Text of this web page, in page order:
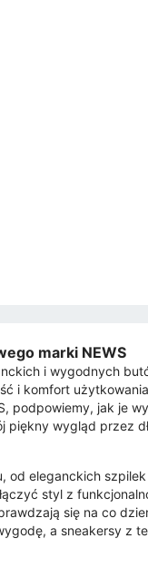
marki NEWS
i wygodnych
i komfort
podpowiemy, jak je
piękny wygląd przez
od eleganckich
styl z
się na co
a sneakersy z